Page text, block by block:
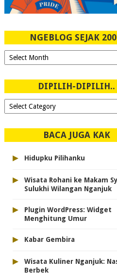
NGEBLOG SEJAK
Ngeblog
Sejak
DIPILIH-DIPILIH..
Dipilih-
dipilih..
BACA JUGA KAK
▸ Hidupku Pilihanku
▸
Wisata Rohani ke Makam
Sulukhi Wilangan Nganjuk
▸
Plugin WordPress: Widget
Menghitung Umur
▸ Kabar Gembira
▸
Wisata Kuliner Nganjuk:
Berbek